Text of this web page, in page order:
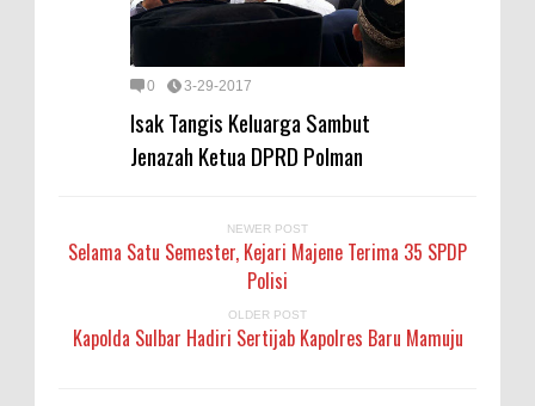
0 3-29-2017
Isak Tangis Keluarga Sambut
Jenazah Ketua DPRD Polman
NEWER POST
Selama Satu Semester, Kejari Majene Terima 35 SPDP
Polisi
OLDER POST
Kapolda Sulbar Hadiri Sertijab Kapolres Baru Mamuju